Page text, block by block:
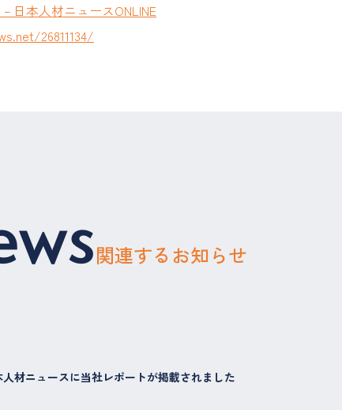
日本人材ニュースONLINE
26811134/
関連するお知らせ
人材ニュースに当社レポートが掲載されました